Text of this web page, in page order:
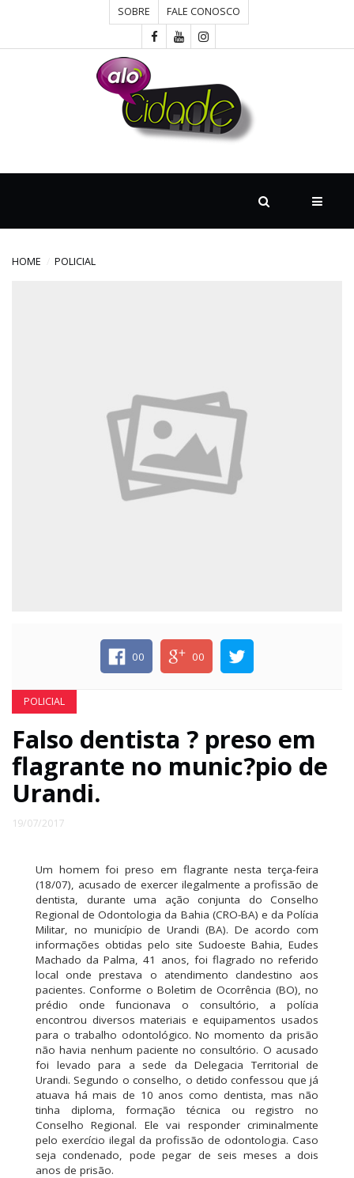
SOBRE FALE CONOSCO
DESTAQUE
HOME POLICIAL
00 00
POLICIAL
Falso dentista ? preso em
flagrante no munic?pio de
Urandi.
19/07/2017
Um homem foi preso em flagrante nesta terça-feira
(18/07), acusado de exercer ilegalmente a profissão de
dentista, durante uma ação conjunta do Conselho
Regional de Odontologia da Bahia (CRO-BA) e da Polícia
Militar, no município de Urandi (BA). De acordo com
informações obtidas pelo site Sudoeste Bahia, Eudes
Machado da Palma, 41 anos, foi flagrado no referido
local onde prestava o atendimento clandestino aos
pacientes. Conforme o Boletim de Ocorrência (BO), no
prédio onde funcionava o consultório, a polícia
encontrou diversos materiais e equipamentos usados
para o trabalho odontológico. No momento da prisão
não havia nenhum paciente no consultório. O acusado
foi levado para a sede da Delegacia Territorial de
Urandi. Segundo o conselho, o detido confessou que já
atuava há mais de 10 anos como dentista, mas não
tinha diploma, formação técnica ou registro no
Conselho Regional. Ele vai responder criminalmente
pelo exercício ilegal da profissão de odontologia. Caso
seja condenado, pode pegar de seis meses a dois
anos de prisão.